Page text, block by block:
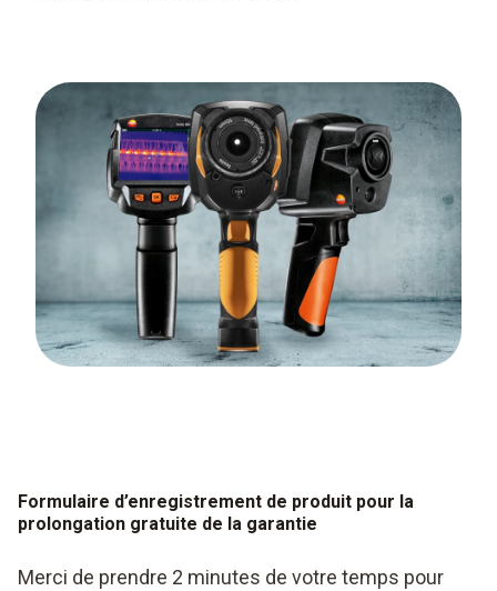
Formulaire d’enregistrement de produit pour la
prolongation gratuite de la garantie
Merci de prendre 2 minutes de votre temps pour